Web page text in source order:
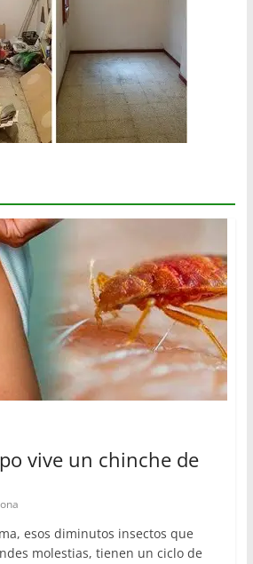
vive un chinche de
esos diminutos insectos que
molestias, tienen un ciclo de